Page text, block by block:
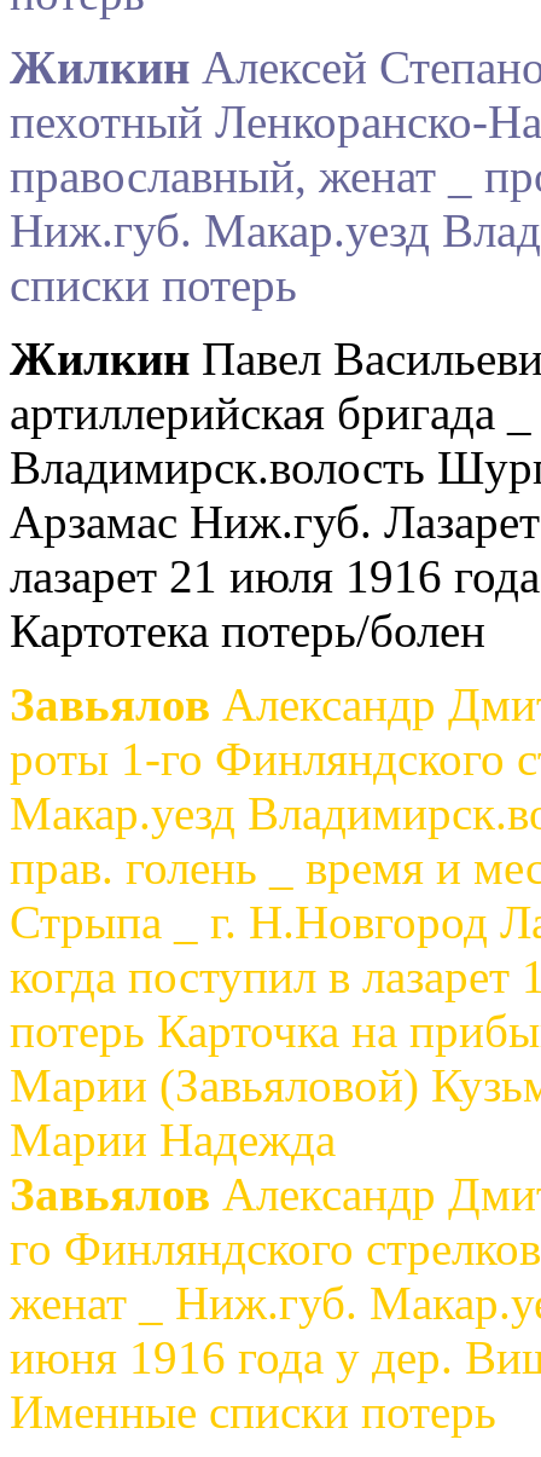
Жилкин Алексей
пехотный Ленкоранско-
православный, женат _
Ниж.губ. Макар.уезд
списки потерь
Жилкин Павел
артиллерийская бригада
Владимирск.волость
Арзамас Ниж.губ.
лазарет 21 июля 1916
Картотека потерь/болен
Завьялов Александр
роты 1-го Финляндского
Макар.уезд
прав. голень _ время и
Стрыпа _ г. Н.Новгород
когда поступил в
потерь Карточка на
Марии (Завьяловой)
Марии Надежда
Завьялов Александр
го Финляндского
женат _ Ниж.губ.
июня 1916 года у дер.
Именные списки потерь